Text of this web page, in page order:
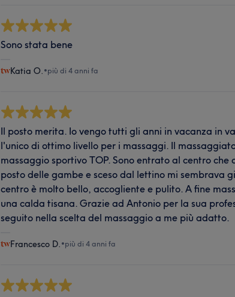
Sono stata bene
Katia O. •più di 4 anni fa
Il posto merita. Io vengo tutti gli anni in vacanza in
l'unico di ottimo livello per i massaggi. Il
massaggio sportivo TOP. Sono entrato al centro che
posto delle gambe e sceso dal lettino mi sembrava
centro è molto bello, accogliente e pulito. A fine
una calda tisana. Grazie ad Antonio per la sua
seguito nella scelta del massaggio a me più adatto.
Francesco D. •più di 4 anni fa